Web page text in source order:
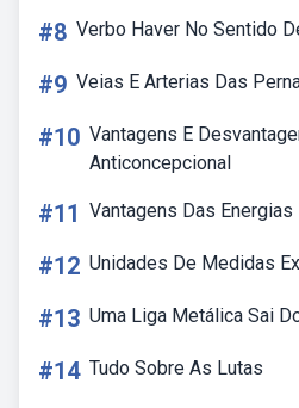
#8 Verbo Haver No Sentido
#9 Veias E Arterias Das
#10 Vantagens E
Anticoncepcional
#11 Vantagens Das Energias
#12 Unidades De Medidas
#13 Uma Liga Metálica Sai
#14 Tudo Sobre As Lutas